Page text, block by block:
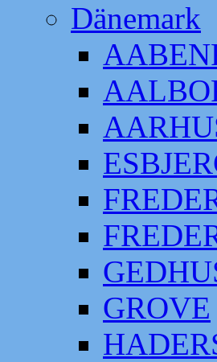
Dänemark
GROVE